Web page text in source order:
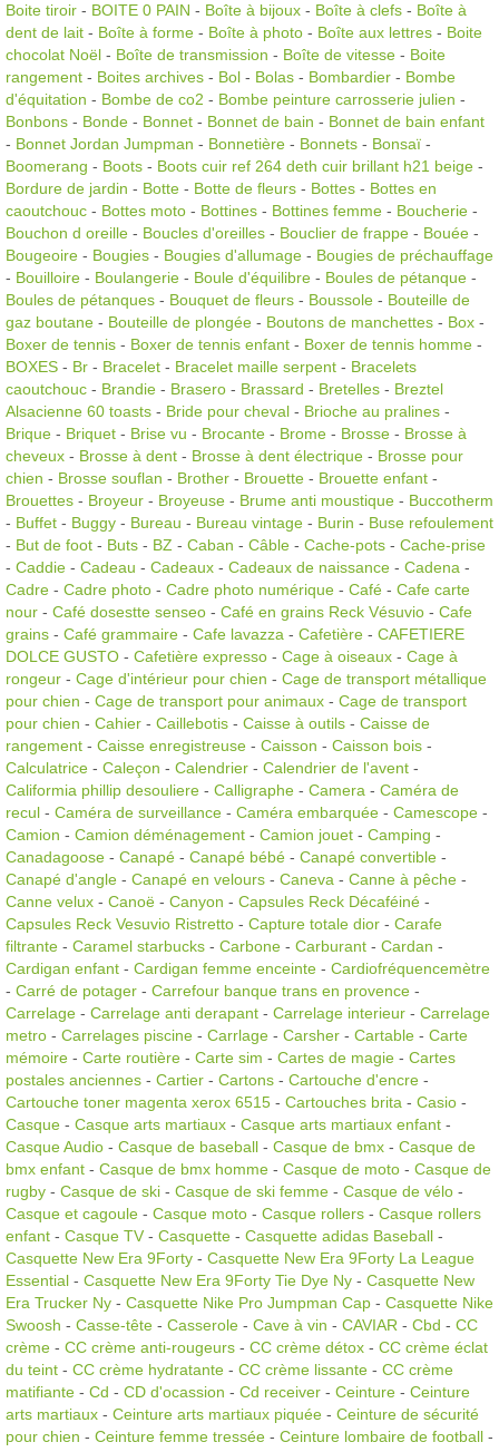
Boite tiroir - BOITE 0 PAIN - Boîte à bijoux - Boîte à clefs - Boîte à
dent de lait - Boîte à forme - Boîte à photo - Boîte aux lettres - Boite
chocolat Noël - Boîte de transmission - Boîte de vitesse - Boite
rangement - Boites archives - Bol - Bolas - Bombardier - Bombe
d'équitation - Bombe de co2 - Bombe peinture carrosserie julien -
Bonbons - Bonde - Bonnet - Bonnet de bain - Bonnet de bain enfant
- Bonnet Jordan Jumpman - Bonnetière - Bonnets - Bonsaï -
Boomerang - Boots - Boots cuir ref 264 deth cuir brillant h21 beige -
Bordure de jardin - Botte - Botte de fleurs - Bottes - Bottes en
caoutchouc - Bottes moto - Bottines - Bottines femme - Boucherie -
Bouchon d oreille - Boucles d'oreilles - Bouclier de frappe - Bouée -
Bougeoire - Bougies - Bougies d'allumage - Bougies de préchauffage
- Bouilloire - Boulangerie - Boule d'équilibre - Boules de pétanque -
Boules de pétanques - Bouquet de fleurs - Boussole - Bouteille de
gaz boutane - Bouteille de plongée - Boutons de manchettes - Box -
Boxer de tennis - Boxer de tennis enfant - Boxer de tennis homme -
BOXES - Br - Bracelet - Bracelet maille serpent - Bracelets
caoutchouc - Brandie - Brasero - Brassard - Bretelles - Breztel
Alsacienne 60 toasts - Bride pour cheval - Brioche au pralines -
Brique - Briquet - Brise vu - Brocante - Brome - Brosse - Brosse à
cheveux - Brosse à dent - Brosse à dent électrique - Brosse pour
chien - Brosse souflan - Brother - Brouette - Brouette enfant -
Brouettes - Broyeur - Broyeuse - Brume anti moustique - Buccotherm
- Buffet - Buggy - Bureau - Bureau vintage - Burin - Buse refoulement
- But de foot - Buts - BZ - Caban - Câble - Cache-pots - Cache-prise
- Caddie - Cadeau - Cadeaux - Cadeaux de naissance - Cadena -
Cadre - Cadre photo - Cadre photo numérique - Café - Cafe carte
nour - Café dosestte senseo - Café en grains Reck Vésuvio - Cafe
grains - Café grammaire - Cafe lavazza - Cafetière - CAFETIERE
DOLCE GUSTO - Cafetière expresso - Cage à oiseaux - Cage à
rongeur - Cage d'intérieur pour chien - Cage de transport métallique
pour chien - Cage de transport pour animaux - Cage de transport
pour chien - Cahier - Caillebotis - Caisse à outils - Caisse de
rangement - Caisse enregistreuse - Caisson - Caisson bois -
Calculatrice - Caleçon - Calendrier - Calendrier de l'avent -
Califormia phillip desouliere - Calligraphe - Camera - Caméra de
recul - Caméra de surveillance - Caméra embarquée - Camescope -
Camion - Camion déménagement - Camion jouet - Camping -
Canadagoose - Canapé - Canapé bébé - Canapé convertible -
Canapé d'angle - Canapé en velours - Caneva - Canne à pêche -
Canne velux - Canoë - Canyon - Capsules Reck Décaféiné -
Capsules Reck Vesuvio Ristretto - Capture totale dior - Carafe
filtrante - Caramel starbucks - Carbone - Carburant - Cardan -
Cardigan enfant - Cardigan femme enceinte - Cardiofréquencemètre
- Carré de potager - Carrefour banque trans en provence -
Carrelage - Carrelage anti derapant - Carrelage interieur - Carrelage
metro - Carrelages piscine - Carrlage - Carsher - Cartable - Carte
mémoire - Carte routière - Carte sim - Cartes de magie - Cartes
postales anciennes - Cartier - Cartons - Cartouche d'encre -
Cartouche toner magenta xerox 6515 - Cartouches brita - Casio -
Casque - Casque arts martiaux - Casque arts martiaux enfant -
Casque Audio - Casque de baseball - Casque de bmx - Casque de
bmx enfant - Casque de bmx homme - Casque de moto - Casque de
rugby - Casque de ski - Casque de ski femme - Casque de vélo -
Casque et cagoule - Casque moto - Casque rollers - Casque rollers
enfant - Casque TV - Casquette - Casquette adidas Baseball -
Casquette New Era 9Forty - Casquette New Era 9Forty La League
Essential - Casquette New Era 9Forty Tie Dye Ny - Casquette New
Era Trucker Ny - Casquette Nike Pro Jumpman Cap - Casquette Nike
Swoosh - Casse-tête - Casserole - Cave à vin - CAVIAR - Cbd - CC
crème - CC crème anti-rougeurs - CC crème détox - CC crème éclat
du teint - CC crème hydratante - CC crème lissante - CC crème
matifiante - Cd - CD d'ocassion - Cd receiver - Ceinture - Ceinture
arts martiaux - Ceinture arts martiaux piquée - Ceinture de sécurité
pour chien - Ceinture femme tressée - Ceinture lombaire de football -